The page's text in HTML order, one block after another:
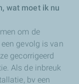
wat moet ik nu
om de
gevolg is van
gecorrigeerd
Als de inbreuk
bv een